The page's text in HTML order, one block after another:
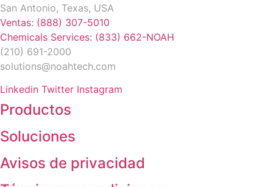
San Antonio, Texas, USA
Ventas: (888) 307-5010
Chemicals Services: (833) 662-NOAH
(210) 691-2000
solutions@noahtech.com
Linkedin Twitter Instagram
Productos
Soluciones
Avisos de privacidad